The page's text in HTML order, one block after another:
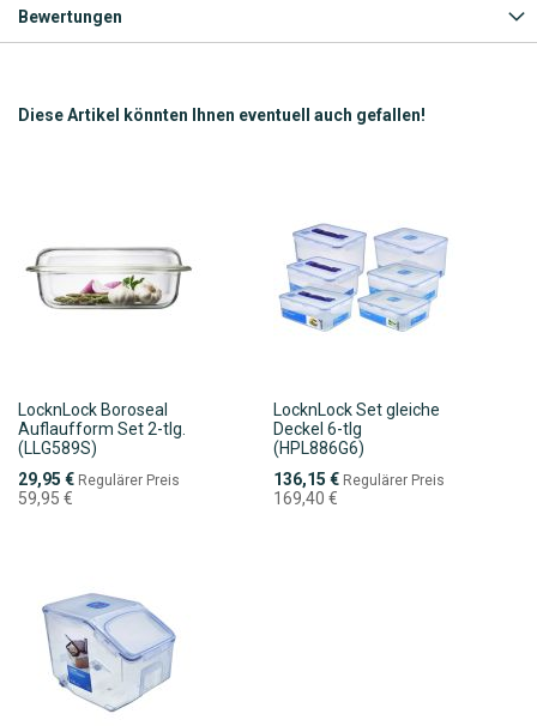
Bewertungen
Diese Artikel könnten Ihnen eventuell auch gefallen!
LocknLock Boroseal
Auflaufform Set 2-tlg.
(LLG589S)
Sonderpreis
29,95 € Regulärer Preis
59,95 €
LocknLock Set gleiche
Deckel 6-tlg
(HPL886G6)
Sonderpreis
136,15 € Regulärer Preis
169,40 €